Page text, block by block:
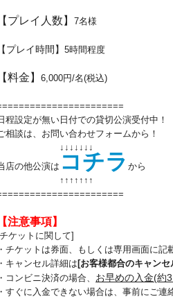
【プレイ人数】 7名様
【プレイ時間】 5時間程度
【料金】 6,000円/名(税込)
程設定が無い日付での貸切公演受付中！
相談は、お問い合わせフォームから！
↓↓↓↓↓↓↓
店の他公演は コチラ から
↑↑ ↑↑ ↑↑ ↑
【注意事項】
ケットに関して]
・チケットは券面、もしくは専用画面に記
・キャンセル詳細は [お客様都合のキャンセ
・コンビニ決済の場合、 お早めの入金(約
・すぐに入金できない場合は、事前にご連